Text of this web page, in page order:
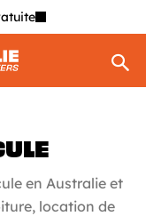
en Australie et
location de